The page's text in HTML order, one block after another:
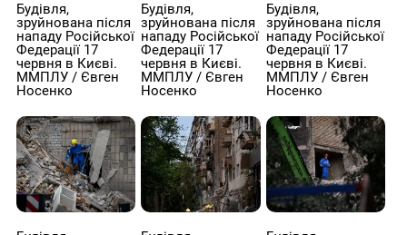
Будівля,
зруйнована після
нападу Російської
Федерації 17
червня в Києві.
ММПЛУ / Євген
Носенко
Будівля,
зруйнована після
нападу Російської
Федерації 17
червня в Києві.
ММПЛУ / Євген
Носенко
Будівля,
зруйнована після
нападу Російської
Федерації 17
червня в Києві.
ММПЛУ / Євген
Носенко